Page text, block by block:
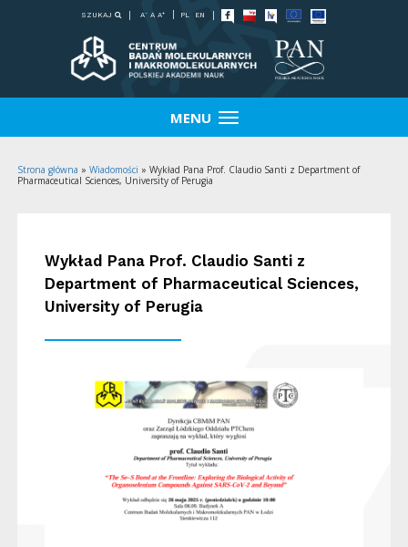
SZUKAJ A- A A+ PL EN
MENU
Strona główna »Wiadomości »Wykład Pana Prof. Claudio Santi z Department of
Pharmaceutical Sciences, University of Perugia
Wykład Pana Prof. Claudio Santi z
Department of Pharmaceutical Sciences,
University of Perugia